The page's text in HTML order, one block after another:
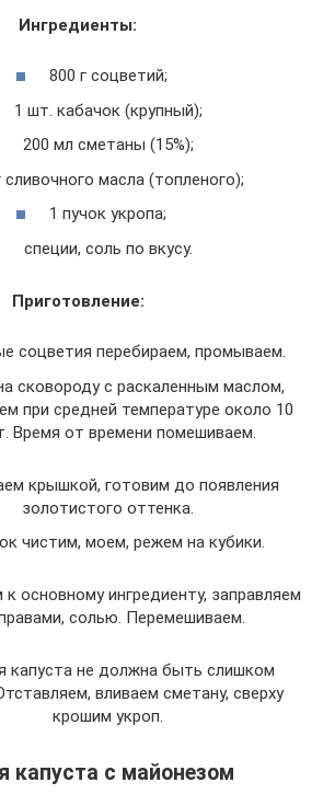
Ингредиенты:
800 г соцветий;
1 шт. кабачок (крупный);
200 мл сметаны (15%);
сливочного масла (топленого);
1 пучок укропа;
специи, соль по вкусу.
Приготовление:
соцветия перебираем, промываем.
сковороду с раскаленным маслом,
при средней температуре около 10
Время от времени помешиваем.
крышкой, готовим до появления
золотистого оттенка.
чистим, моем, режем на кубики.
основному ингредиенту, заправляем
солью. Перемешиваем.
капуста не должна быть слишком
вливаем сметану, сверху
крошим укроп.
капуста с майонезом